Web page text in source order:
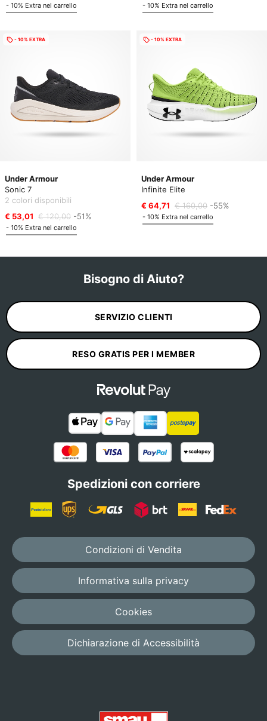
- 10% Extra nel carrello - 10% Extra nel carrello
Under Armour
Sonic 7
2 colori disponibili
€ 53,01 € 120,00 -51%
- 10% Extra nel carrello
- 10% EXTRA
Under Armour
Infinite Elite
€ 64,71 € 160,00 -55%
- 10% Extra nel carrello
- 10% EXTRA
Bisogno di Aiuto?
SERVIZIO CLIENTI
RESO GRATIS PER I MEMBER
Spedizioni con corriere
Condizioni di Vendita
Informativa sulla privacy
Cookies
Dichiarazione di Accessibilità